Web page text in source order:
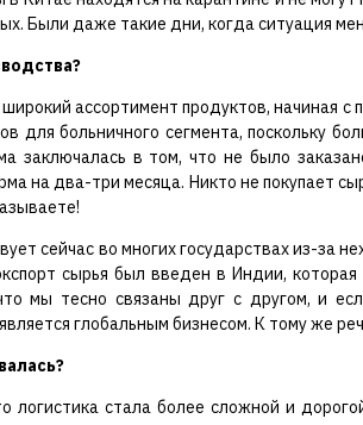
Были даже такие дни, когда ситуация
ассортимент продуктов, начиная
для больничного сегмента, поскольку
заключалась в том, что не было
на два-три месяца. Никто не покупает
сейчас во многих государствах из-за
сырья был введен в Индии,
мы тесно связаны друг с другом, и
глобальным бизнесом. К тому же
стала более сложной и